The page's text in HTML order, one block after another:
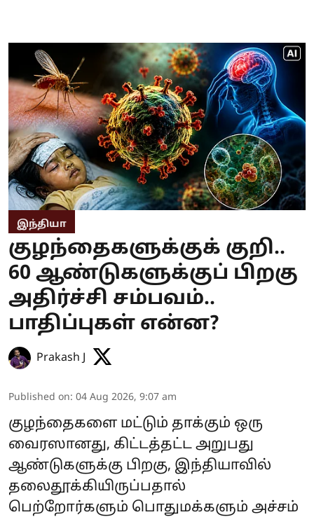
இந்தியா
குழந்தைகளுக்குக் குறி..
60 ஆண்டுகளுக்குப் பிறகு
அதிர்ச்சி சம்பவம்..
பாதிப்புகள் என்ன?
Prakash J
Published on: 04 Aug 2026, 9:07 am
குழந்தைகளை மட்டும் தாக்கும் ஒரு
வைரஸானது, கிட்டத்தட்ட அறுபது
ஆண்டுகளுக்கு பிறகு, இந்தியாவில்
தலைதூக்கியிருப்பதால்
பெற்றோர்களும் பொதுமக்களும் அச்சம்